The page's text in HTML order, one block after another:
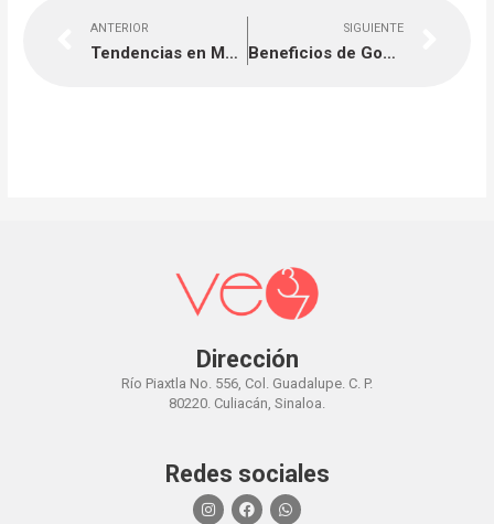
ANTERIOR
Tendencias en Marketing 2021-2022
SIGUIENTE
Beneficios de Google Mi negocio.
Dirección
Río Piaxtla No. 556, Col. Guadalupe. C. P.
80220. Culiacán, Sinaloa.
Redes sociales
I
n
F
a
W
h